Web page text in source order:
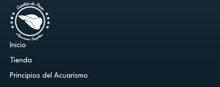
Inicio
Tienda
Principios del Acuarismo